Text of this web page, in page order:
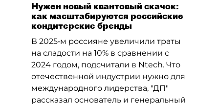
Нужен новый квантовый скачок:
как масштабируются российские
кондитерские бренды
В 2025‑м россияне увеличили траты
на сладости на 10% в сравнении с
2024 годом, подсчитали в Ntech. Что
отечественной индустрии нужно для
международного лидерства, "ДП"
рассказал основатель и генеральный